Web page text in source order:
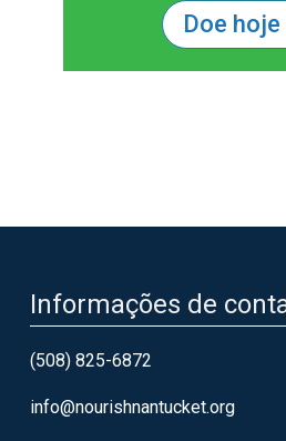
recebe US$ 50 por
Doe hoje
Informações de
(508) 825-6872
info@nourishnantucket.org